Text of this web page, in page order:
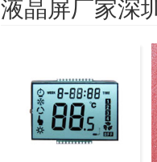
液晶屏厂家深